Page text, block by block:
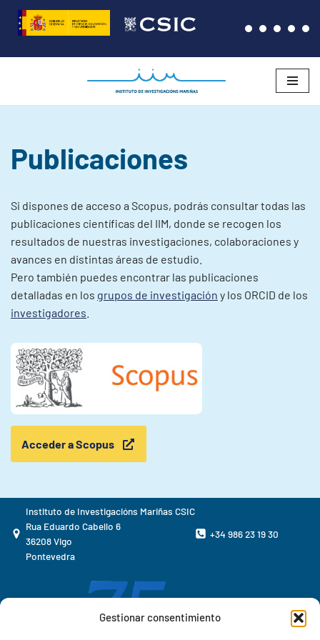
Gestionar consentimiento
Saltar
al
Publicaciones
Si dispones de acceso a Scopus, podrás consultar todas las
publicaciones científicas del IIM, donde se recogen los
resultados de nuestras investigaciones, colaboraciones y
avances en distintas áreas de estudio.
Pero también puedes encontrar las publicaciones
detalladas en los grupos de investigación y los ORCID de los
investigadores
Acceder a Scopus
Instituto de Investigacións Mariñas CSIC
Rua Eduardo Cabello 6
36208 Vigo
Pontevedra
+34 986 23 19 30